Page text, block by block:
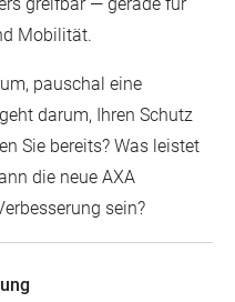
Mobilität.
pauschal eine
darum, Ihren Schutz
Sie bereits? Was leistet
die neue AXA
sein?